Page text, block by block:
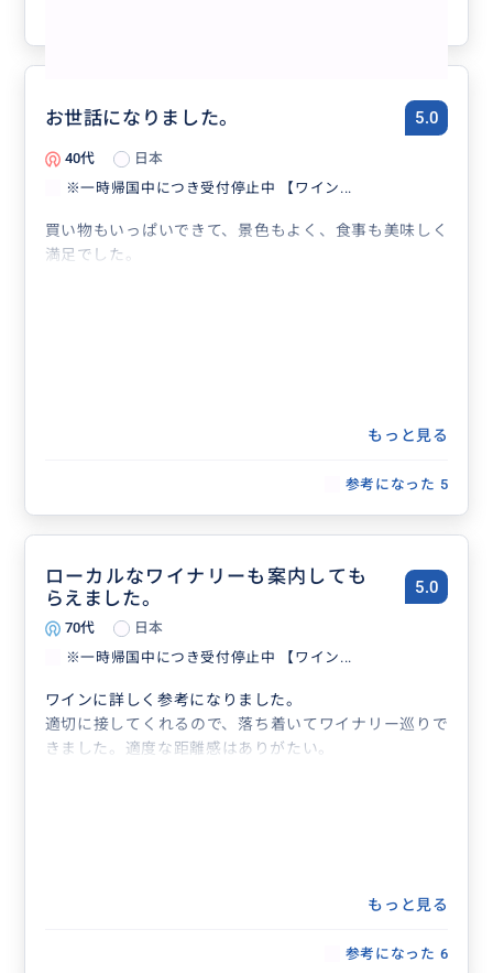
お世話になりました。 5.0
40代
日本
※一時帰国中につき受付停止中 【ワイン...
買い物もいっぱいできて、景色もよく、食事も美味しく
満足でした。
もっと見る
参考になった 5
ローカルなワイナリーも案内しても
らえました。
5.0
70代
日本
※一時帰国中につき受付停止中 【ワイン...
ワインに詳しく参考になりました。
適切に接してくれるので、落ち着いてワイナリー巡りで
きました。適度な距離感はありがたい。
もっと見る
参考になった 6